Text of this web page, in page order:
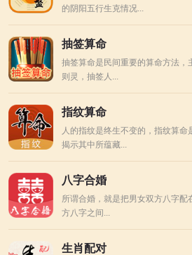
的阴阳五行生克情况...
抽签算命
抽签算命是民间重要的算命方法，
则灵，抽签人...
指纹算命
人的指纹是终生不变的，指纹算命
揭示其中所蕴藏...
八字合婚
所谓合婚，就是把男女双方八字配
方八字之间...
生肖配对